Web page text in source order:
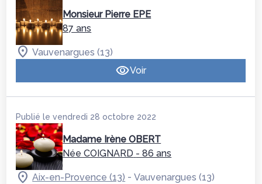
Monsieur Pierre EPE
87 ans
Vauvenargues (13)
Voir
Publié le vendredi 28 octobre 2022
Madame Irène OBERT
Née COIGNARD - 86 ans
Aix-en-Provence (13) -Vauvenargues (13)